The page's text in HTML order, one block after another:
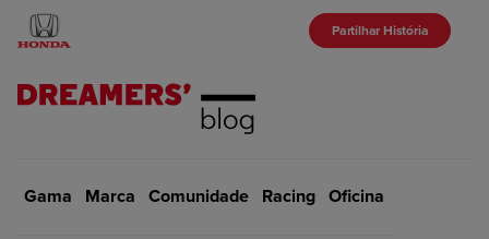
Partilhar História
Gama Marca Comunidade Racing Oficina
VOLTAR Início Racing